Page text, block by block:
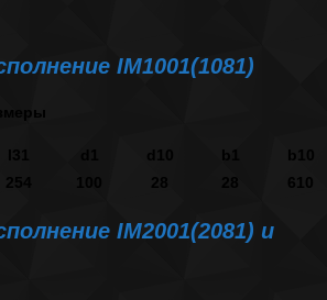
IM1001(1081)
254 28 610
IM2001(2081) и